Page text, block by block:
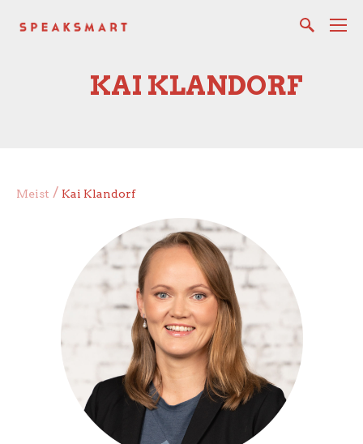
KAI KLANDORF
Meist / Kai Klandorf